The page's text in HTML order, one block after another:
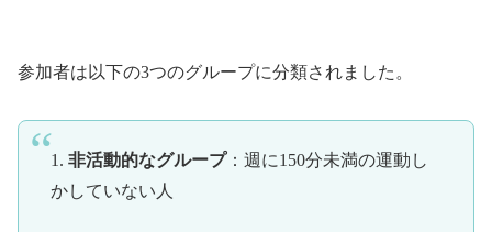
参加者は以下の3つのグループに分類されました。
1. 非活動的なグループ：週に150分未満の運動し
かしていない人